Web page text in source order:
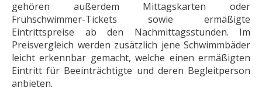
gehören außerdem Mittagskarten oder
Frühschwimmer-Tickets sowie ermäßigte
Eintrittspreise ab den Nachmittagsstunden. Im
Preisvergleich werden zusätzlich jene Schwimmbäder
leicht erkennbar gemacht, welche einen ermäßigten
Eintritt für Beeinträchtigte und deren Begleitperson
anbieten.